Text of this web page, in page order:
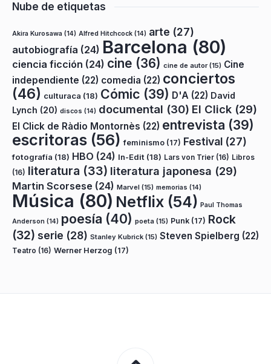
Nube de etiquetas
Akira Kurosawa (14) Alfred Hitchcock (14) arte (27)
autobiografía (24) Barcelona (80)
ciencia ficción (24) cine (36) cine de autor(15) Cine
independiente (22) comedia (22) conciertos
(46) culturaca (18) Cómic (39) D'A (22) David
Lynch (20) discos (14) documental (30) El Click (29)
El Click de Ràdio Montornès (22) entrevista (39)
escritoras (56) feminismo (17) Festival (27)
fotografía (18) HBO (24) In-Edit (18) Lars von Trier (16) Libros
(16) literatura (33) literatura japonesa (29)
Martin Scorsese (24) Marvel (15) memorias (14)
Música (80) Netflix (54) Paul Thomas
Anderson (14) poesía (40) poeta (15) Punk (17) Rock
(32) serie (28) Stanley Kubrick (15) Steven Spielberg (22)
Teatro (16) Werner Herzog (17)